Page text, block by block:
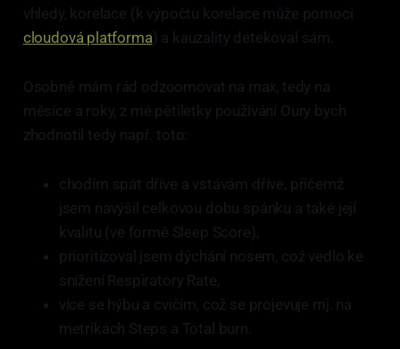
vhledy, korelace (k výpočtu korelace může pomoci
cloudová platforma) a kauzality detekoval sám.
Osobně mám rád odzoomovat na max, tedy na
měsíce a roky, z mé pětiletky používání Oury bych
zhodnotil tedy např. toto:
chodím spát dříve a vstávám dříve, přičemž
jsem navýšil celkovou dobu spánku a také její
kvalitu (ve formě Sleep Score),
prioritizoval jsem dýchání nosem, což vedlo ke
snížení Respiratory Rate,
více se hýbu a cvičím, což se projevuje mj. na
metrikách Steps a Total burn.